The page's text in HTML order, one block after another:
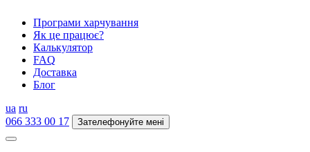
Програми харчування
Як це працює?
Калькулятор
FAQ
Доставка
Блог
ua ru
066 333 00 17
Зателефонуйте мені